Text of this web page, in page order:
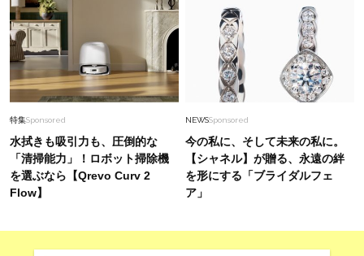
特集Sponsored
水拭きも吸引力も、圧倒的な
「清掃能力」！ロボット掃除機
を選ぶなら【Qrevo Curv 2
Flow】
NEWSSponsored
今の私に、そして未来の私に。
【シャネル】が贈る、永遠の絆
を形にする「ブライダルフェ
ア」